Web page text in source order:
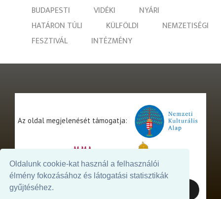
Oldalunk cookie-kat használ a felhasználói
élmény fokozásához és látogatási statisztikák
gyűjtéséhez.
BUDAPESTI VIDÉKI
NYÁRI
HATÁRON TÚLI
KÜLFÖLDI
NEMZETISÉGI
FESZTIVÁL
INTÉZMÉNY
Az oldal megjelenését támogatja: